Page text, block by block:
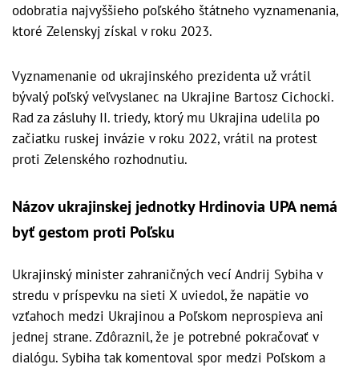
odobratia najvyššieho poľského štátneho vyznamenania,
ktoré Zelenskyj získal v roku 2023.
Vyznamenanie od ukrajinského prezidenta už vrátil
bývalý poľský veľvyslanec na Ukrajine Bartosz Cichocki.
Rad za zásluhy II. triedy, ktorý mu Ukrajina udelila po
začiatku ruskej invázie v roku 2022, vrátil na protest
proti Zelenského rozhodnutiu.
Názov ukrajinskej jednotky Hrdinovia UPA nemá
byť gestom proti Poľsku
Ukrajinský minister zahraničných vecí Andrij Sybiha v
stredu v príspevku na sieti X uviedol, že napätie vo
vzťahoch medzi Ukrajinou a Poľskom neprospieva ani
jednej strane. Zdôraznil, že je potrebné pokračovať v
dialógu. Sybiha tak komentoval spor medzi Poľskom a